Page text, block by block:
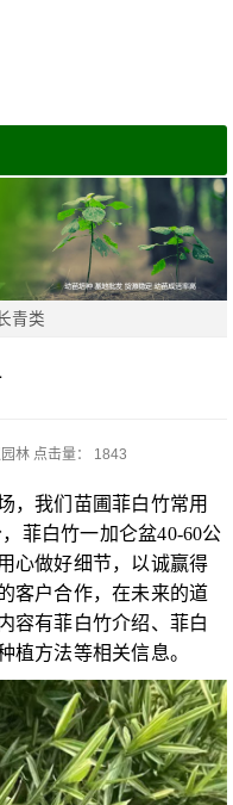
青类
林 点击量： 1843
，我们苗圃菲白竹常用
菲白竹一加仑盆40-60公
心做好细节，以诚赢得
客户合作，在未来的道
容有菲白竹介绍、菲白
植方法等相关信息。